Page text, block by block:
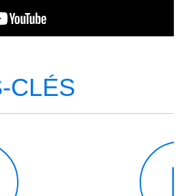
CLÉS